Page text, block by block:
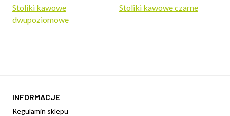
Stoliki kawowe
dwupoziomowe
Stoliki kawowe czarne
INFORMACJE
Regulamin sklepu